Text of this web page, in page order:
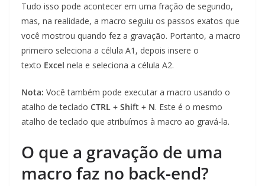
Tudo isso pode acontecer em uma fração de segundo,
mas, na realidade, a macro seguiu os passos exatos que
você mostrou quando fez a gravação. Portanto, a macro
primeiro seleciona a célula A1, depois insere o
texto Excel nela e seleciona a célula A2.
Nota: Você também pode executar a macro usando o
atalho de teclado CTRL + Shift + N. Este é o mesmo
atalho de teclado que atribuímos à macro ao gravá-la.
O que a gravação de uma
macro faz no back-end?